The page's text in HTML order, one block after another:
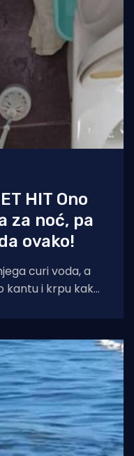
HIT Ono
za noć, pa
ovako!
curi voda, a
kantu i krpu kako